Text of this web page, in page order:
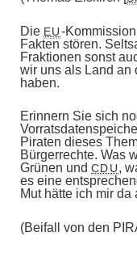
Die EU -
Fakten stören.
Fraktionen sonst
wir uns als Land an
haben.
Erinnern Sie sich
Piraten dieses
Bürgerrechte. Was
Grünen und CDU ,
es eine
Mut hätte ich mir da
(Beifall von den